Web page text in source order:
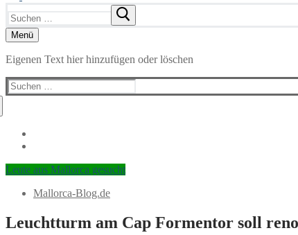
nach:
Menü
Eigenen Text hier hinzufügen oder löschen
Suchen
nach:
Leute aus Mallorca gesucht
Mallorca-Blog.de
Leuchtturm am Cap Formentor soll